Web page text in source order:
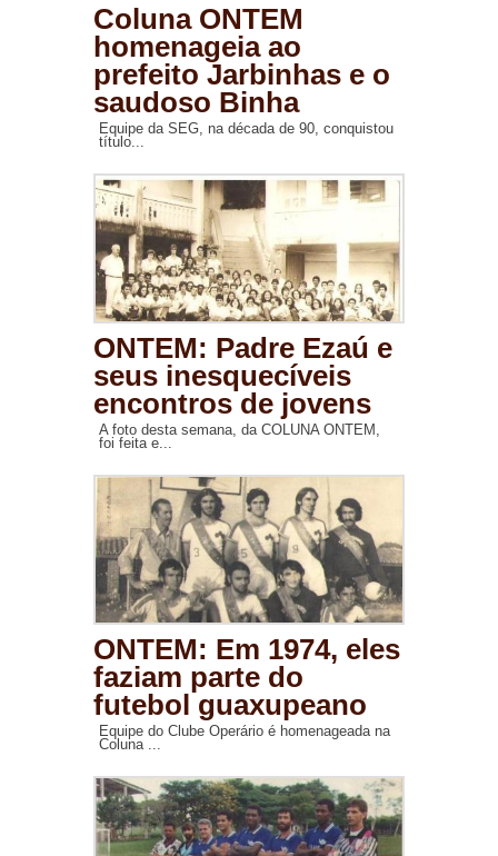
Coluna ONTEM
homenageia ao
prefeito Jarbinhas e o
saudoso Binha
Equipe da SEG, na década de 90, conquistou
título...
ONTEM: Padre Ezaú e
seus inesquecíveis
encontros de jovens
A foto desta semana, da COLUNA ONTEM,
foi feita e...
ONTEM: Em 1974, eles
faziam parte do
futebol guaxupeano
Equipe do Clube Operário é homenageada na
Coluna ...